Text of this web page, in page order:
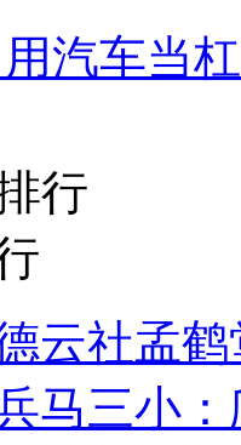
汽车当
行
云社孟
马三小